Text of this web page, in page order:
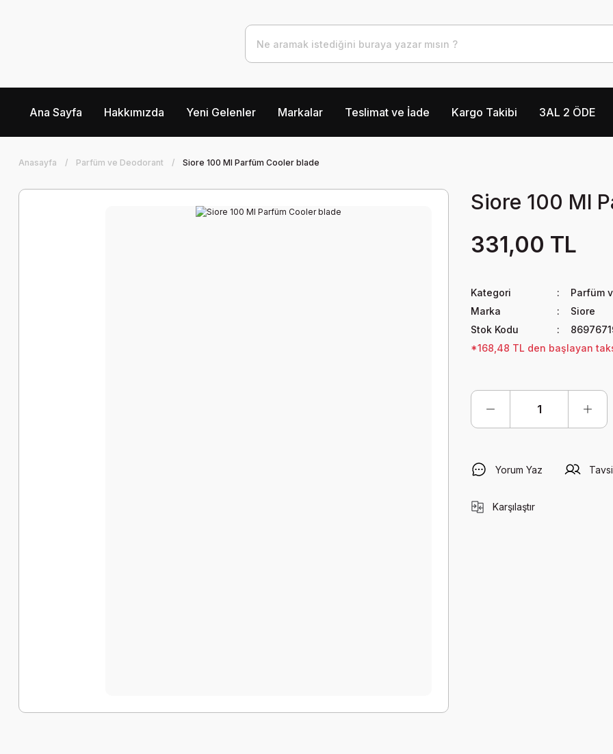
Ana Sayfa Hakkımızda Yeni Gelenler Markalar Teslimat ve İade Kargo Takibi 3AL 2 ÖDE
Anasayfa Parfüm ve Deodorant Siore 100 Ml Parfüm Cooler blade
Siore 100 Ml
331,00 TL
Kategori
Parfüm
Marka
Siore
Stok Kodu
*168,48 TL den başlayan
Yorum Yaz
Karşılaştır